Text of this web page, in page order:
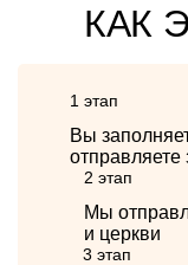
КАК
1 этап
Вы
отправляете
2 этап
Мы
и церкви
3 этап